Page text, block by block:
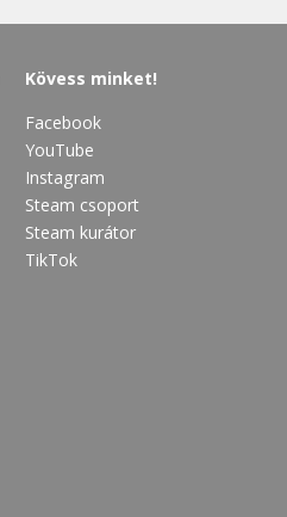
Kövess minket!
Facebook
YouTube
Instagram
Steam csoport
Steam kurátor
TikTok